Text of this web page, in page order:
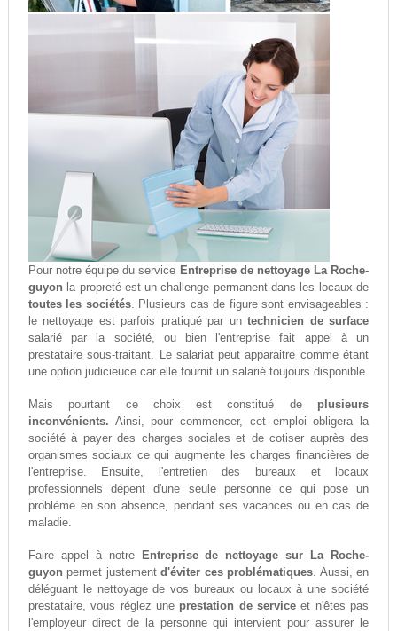
Pour notre équipe du service Entreprise de nettoyage La Roche-
guyon la propreté est un challenge permanent dans les locaux de
toutes les sociétés. Plusieurs cas de figure sont envisageables :
le nettoyage est parfois pratiqué par untechnicien de surface
salarié par la société, ou bien l'entreprise fait appel à un
prestataire sous-traitant. Le salariat peut apparaitre comme étant
une option judicieuce car elle fournit un salarié toujours disponible.
Mais pourtant ce choix est constitué de plusieurs
inconvénients. Ainsi, pour commencer, cet emploi obligera la
société à payer des charges sociales et de cotiser auprès des
organismes sociaux ce qui augmente les charges financières de
l'entreprise. Ensuite, l'entretien des bureaux et locaux
professionnels dépent d'une seule personne ce qui pose un
problème en son absence, pendant ses vacances ou en cas de
maladie.
Faire appel à notre
Entreprise de nettoyage sur La Roche-
guyon permet justementd'éviter ces problématiques. Aussi, en
déléguant le nettoyage de vos bureaux ou locaux à une société
prestataire, vous réglez une prestation de service et n'êtes pas
l'employeur direct de la personne qui intervient pour assurer le